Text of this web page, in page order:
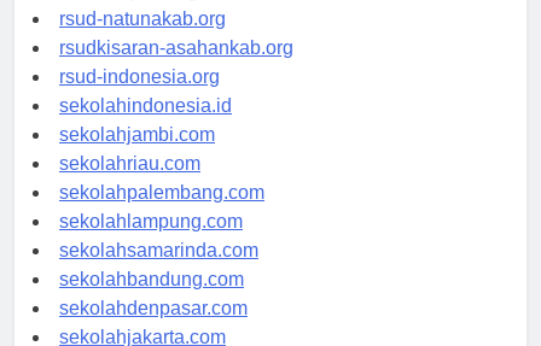
rsud-ntbprov.org
rsud-natunakab.org
rsudkisaran-asahankab.org
rsud-indonesia.org
sekolahindonesia.id
sekolahjambi.com
sekolahriau.com
sekolahpalembang.com
sekolahlampung.com
sekolahsamarinda.com
sekolahbandung.com
sekolahdenpasar.com